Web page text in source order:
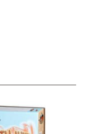
und Freunden die
Twitter oder